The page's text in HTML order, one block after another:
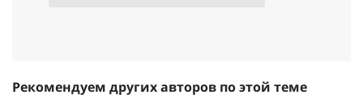
Рекомендуем других авторов по этой теме